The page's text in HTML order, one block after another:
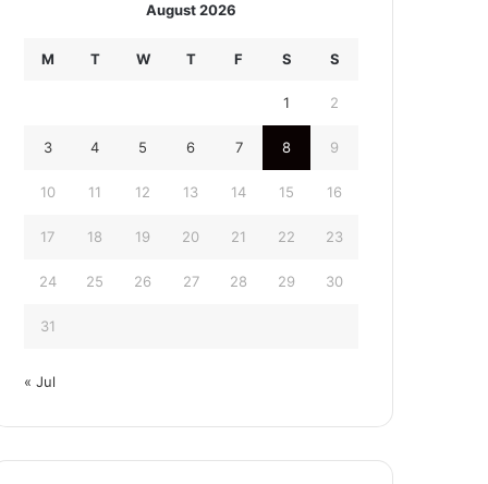
August 2026
M T W T F S S
1 2
3 4 5 6 7 8 9
10 11 12 13 14 15 16
17 18 19 20 21 22 23
24 25 26 27 28 29 30
31
« Jul